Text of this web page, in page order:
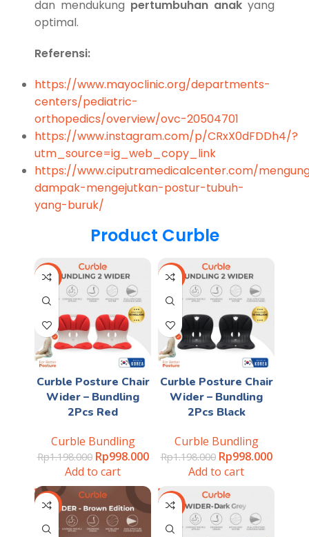
dan mendukung pertumbuhan anak yang
optimal.
Referensi:
https://www.mayoclinic.org/departments-
centers/pediatric-
orthopedics/overview/ovc-20504701
https://www.instagram.com/p/CRxX0dFDDh4/?
utm_source=ig_web_copy_link
https://www.ciputramedicalcenter.com/
dampak-mengejutkan-postur-tubuh-
yang-buruk/
Product Curble
-17%
Curble Posture Chair
Wider – Bundling
2Pcs Red
Curble Bundling
Rp1.198.000 Rp998.000
Add to cart
-17%
Curble Posture Chair
Wider – Bundling
2Pcs Black
Curble Bundling
Rp1.198.000 Rp998.000
Add to cart
-40% -28%